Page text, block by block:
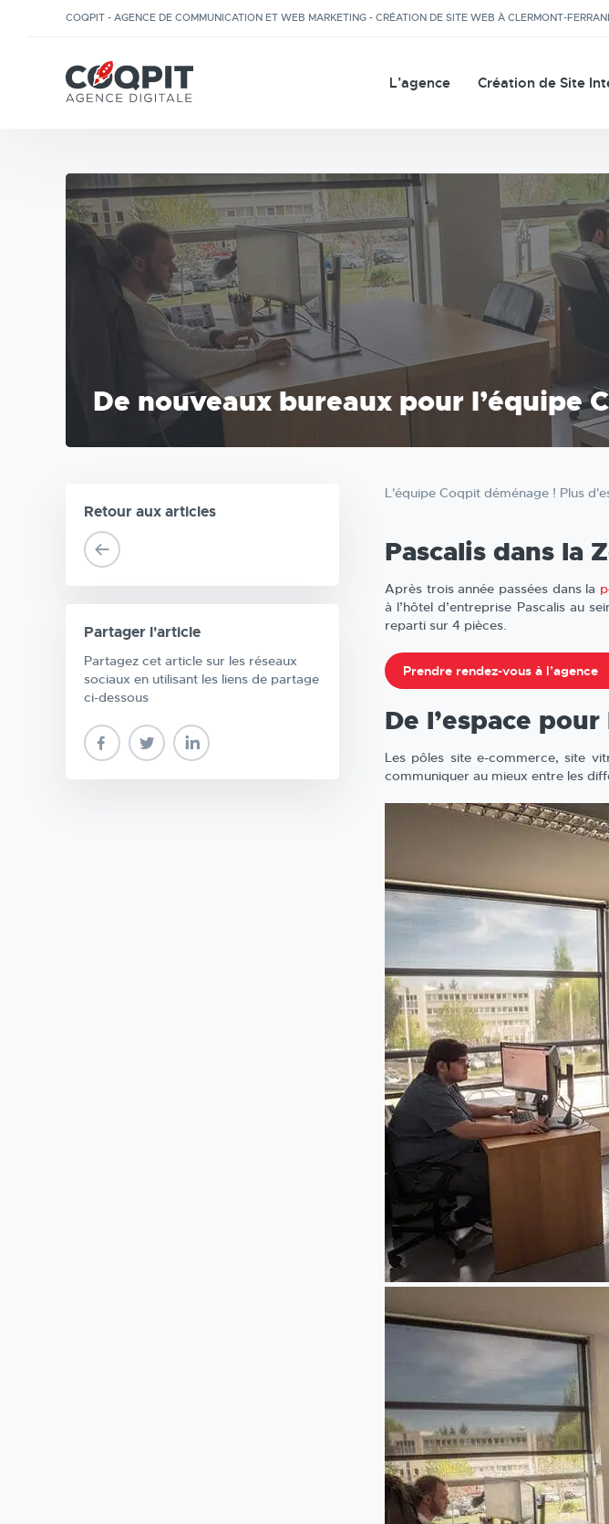
COQPIT - AGENCE DE COMMUNICATION ET WEB MARKETING - CRÉATION DE SITE WEB À CLERMONT-
L’agence Création de Site
De nouveaux bureaux pour l’équipe
Retour aux articles
Partager l'article
Partagez cet article sur les réseaux
sociaux en utilisant les liens de partage
ci-dessous
L'équipe Coqpit déménage ! Plus
Pascalis dans la
Après trois année passées dans la
à l’hôtel d’entreprise Pascalis au
reparti sur 4 pièces.
Prendre rendez-vous à l’agence
De l’espace
Les pôles site e-commerce, site
communiquer au mieux entre les